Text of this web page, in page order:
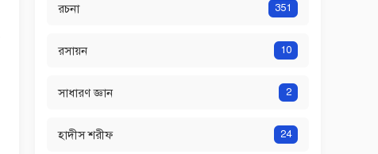
রচনা 351
রসায়ন 10
সাধারণ জ্ঞান 2
হাদীস শরীফ 24